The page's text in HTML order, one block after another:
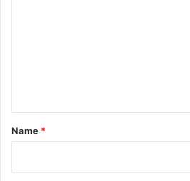
*
Name *